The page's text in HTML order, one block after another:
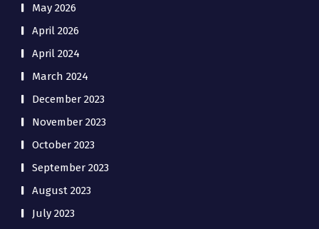
May 2026
April 2026
April 2024
March 2024
December 2023
November 2023
October 2023
September 2023
August 2023
July 2023